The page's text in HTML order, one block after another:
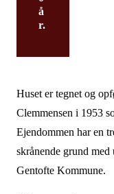
å
r.
Huset er tegnet og
Clemmensen i 1953
Ejendommen har en
skrånende grund
Gentofte Kommune.